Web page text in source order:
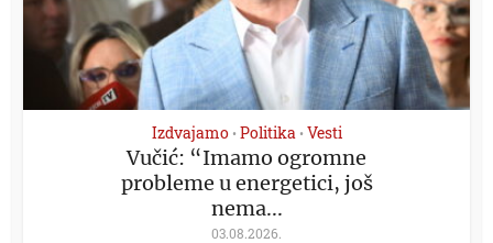
Izdvajamo • Politika • Vesti
Vučić: “Imamo ogromne
probleme u energetici, još
nema...
03.08.2026.